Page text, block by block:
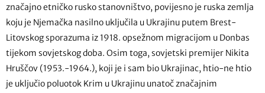
značajno etničko rusko stanovništvo, povijesno je ruska zemlja
koju je Njemačka nasilno uključila u Ukrajinu putem Brest-
Litovskog sporazuma iz 1918. opsežnom migracijom u Donbas
tijekom sovjetskog doba. Osim toga, sovjetski premijer Nikita
Hruščov (1953.-1964.), koji je i sam bio Ukrajinac, htio-ne htio
je uključio poluotok Krim u Ukrajinu unatoč značajnim